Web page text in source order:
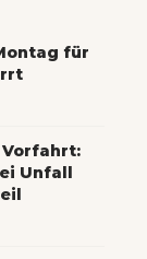
für
Unfall